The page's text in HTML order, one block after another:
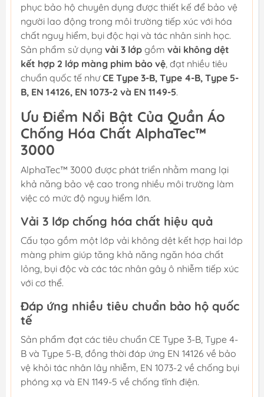
phục bảo hộ chuyên dụng được thiết kế để bảo vệ
người lao động trong môi trường tiếp xúc với hóa
chất nguy hiểm, bụi độc hại và tác nhân sinh học.
Sản phẩm sử dụng vải 3 lớp gồm vải không dệt
kết hợp 2 lớp màng phim bảo vệ, đạt nhiều tiêu
chuẩn quốc tế nhưCE Type 3-B, Type 4-B, Type 5-
B, EN 14126, EN 1073-2 và EN 1149-5.
Ưu Điểm Nổi Bật Của Quần Áo
Chống Hóa Chất AlphaTec™
3000
AlphaTec™ 3000 được phát triển nhằm mang lại
khả năng bảo vệ cao trong nhiều môi trường làm
việc có mức độ nguy hiểm lớn.
Vải 3 lớp chống hóa chất hiệu quả
Cấu tạo gồm một lớp vải không dệt kết hợp hai lớp
màng phim giúp tăng khả năng ngăn hóa chất
lỏng, bụi độc và các tác nhân gây ô nhiễm tiếp xúc
với cơ thể.
Đáp ứng nhiều tiêu chuẩn bảo hộ quốc
tế
Sản phẩm đạt các tiêu chuẩn CE Type 3-B, Type 4-
B và Type 5-B, đồng thời đáp ứng EN 14126 về bảo
vệ khỏi tác nhân lây nhiễm, EN 1073-2 về chống bụi
phóng xạ và EN 1149-5 về chống tĩnh điện.